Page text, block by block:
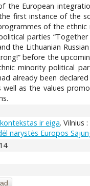
the European
first instance of the
of the
parties
the Lithuanian
before the
minority political
already been
well as the values
ir eiga. Vilnius
narystės Europos